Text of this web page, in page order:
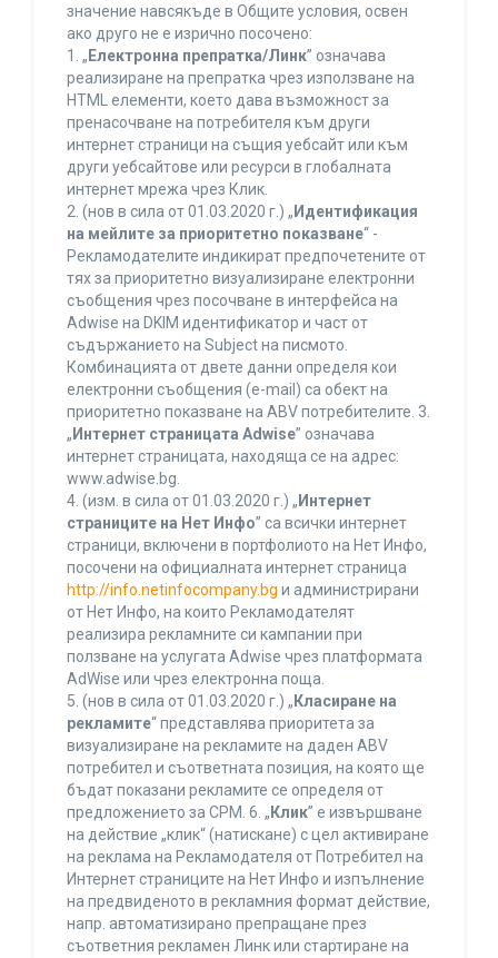
значение навсякъде в Общите условия, освен
ако друго не е изрично посочено:
1. „ Електронна препратка/Линк” означава
реализиране на препратка чрез използване на
HTML елементи, което дава възможност за
пренасочване на потребителя към други
интернет страници на същия уебсайт или към
други уебсайтове или ресурси в глобалната
интернет мрежа чрез Клик.
2. (нов в сила от 01.03.2020 г.) „ Идентификация
на мейлите за приоритетно показване“ -
Рекламодателите индикират предпочетените от
тях за приоритетно визуализиране електронни
съобщения чрез посочване в интерфейса на
Adwise на DKIM идентификатор и част от
съдържанието на Subject на писмото.
Комбинацията от двете данни определя кои
електронни съобщения (e-mail) са обект на
приоритетно показване на ABV потребителите. 3.
„ Интернет страницата Adwise” означава
интернет страницата, находяща се на адрес:
www.adwise.bg.
4. (изм. в сила от 01.03.2020 г.) „ Интернет
страниците на Нет Инфо” са всички интернет
страници, включени в портфолиото на Нет Инфо,
посочени на официалната интернет страница
http://info.netinfocompany.bg и администрирани
от Нет Инфо, на които Рекламодателят
реализира рекламните си кампании при
ползване на услугата Adwise чрез платформата
AdWise или чрез електронна поща.
5. (нов в сила от 01.03.2020 г.) „ Класиране на
рекламите“ представлява приоритета за
визуализиране на рекламите на даден ABV
потребител и съответната позиция, на която ще
бъдат показани рекламите се определя от
предложението за CPM. 6. „ Клик” е извършване
на действие „клик“ (натискане) с цел активиране
на реклама на Рекламодателя от Потребител на
Интернет страниците на Нет Инфо и изпълнение
на предвиденото в рекламния формат действие,
напр. автоматизирано препращане през
съответния рекламен Линк или стартиране на